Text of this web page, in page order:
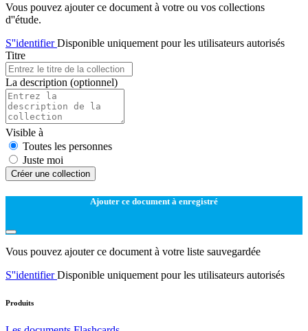
Vous pouvez ajouter ce document à votre ou vos collections
d''étude.
S''identifierDisponible uniquement pour les utilisateurs autorisés
Titre
La description (optionnel)
Visible à
Toutes les personnes
Juste moi
Créer une collection
Ajouter ce document à enregistré
Vous pouvez ajouter ce document à votre liste sauvegardée
S''identifierDisponible uniquement pour les utilisateurs autorisés
Produits